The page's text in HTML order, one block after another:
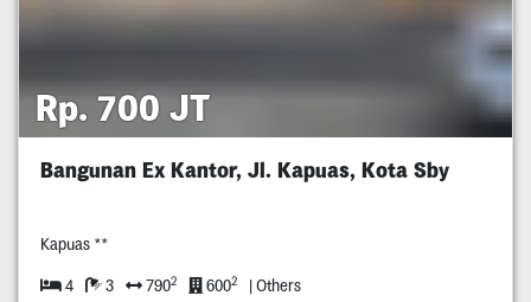
Rp. 700 JT
Bangunan Ex Kantor, Jl. Kapuas, Kota Sby
Kapuas **
4 3 7902 6002 | Others